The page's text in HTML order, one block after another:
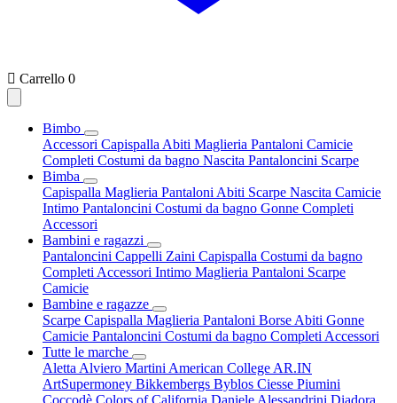
 Carrello 0
Bimbo
Accessori Capispalla Abiti Maglieria Pantaloni Camicie
Completi Costumi da bagno Nascita Pantaloncini Scarpe
Bimba
Capispalla Maglieria Pantaloni Abiti Scarpe Nascita Camicie
Intimo Pantaloncini Costumi da bagno Gonne Completi
Accessori
Bambini e ragazzi
Pantaloncini Cappelli Zaini Capispalla Costumi da bagno
Completi Accessori Intimo Maglieria Pantaloni Scarpe
Camicie
Bambine e ragazze
Scarpe Capispalla Maglieria Pantaloni Borse Abiti Gonne
Camicie Pantaloncini Costumi da bagno Completi Accessori
Tutte le marche
Aletta Alviero Martini American College AR.IN
ArtSupermoney Bikkembergs Byblos Ciesse Piumini
Coccodè Colors of California Daniele Alessandrini Diadora